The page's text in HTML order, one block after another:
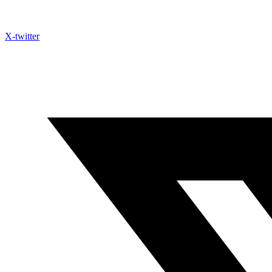
X-twitter